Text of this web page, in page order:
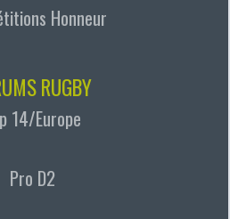
Honneur
RUGBY
14/Europe
Pro D2